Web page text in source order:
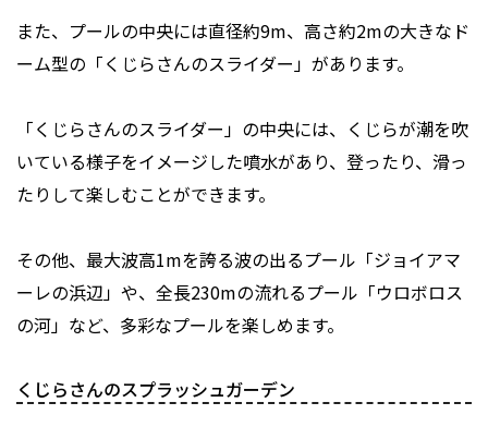
また、プールの中央には直径約9m、高さ約2mの大きなド
ーム型の「くじらさんのスライダー」があります。
「くじらさんのスライダー」の中央には、くじらが潮を吹
いている様子をイメージした噴水があり、登ったり、滑っ
たりして楽しむことができます。
その他、最大波高1mを誇る波の出るプール「ジョイアマ
ーレの浜辺」や、全長230mの流れるプール「ウロボロス
の河」など、多彩なプールを楽しめます。
くじらさんのスプラッシュガーデン